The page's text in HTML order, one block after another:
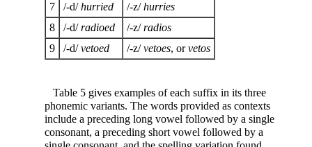
7
/-d/hurried /-z/hurries
8
/-d/radioed /-z/radios
9
/-d/vetoed /-z/vetoes, orvetos
Table 5 gives examples of each suffix in its three
phonemic variants. The words provided as contexts
include a preceding long vowel followed by a single
consonant, a preceding short vowel followed by a